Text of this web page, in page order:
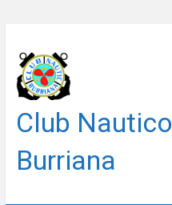
contenido
Club Nautico
Burriana